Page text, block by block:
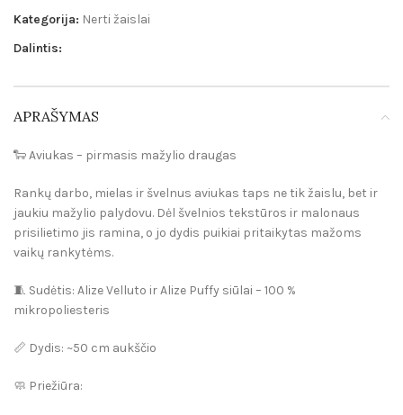
Kategorija: Nerti žaislai
Dalintis:
APRAŠYMAS
🐑Aviukas – pirmasis mažylio draugas
Rankų darbo, mielas ir švelnus aviukas taps ne tik žaislu, bet ir
jaukiu mažylio palydovu. Dėl švelnios tekstūros ir malonaus
prisilietimo jis ramina, o jo dydis puikiai pritaikytas mažoms
vaikų rankytėms.
🧵 Sudėtis: Alize Velluto irAlize Puffy siūlai – 100 %
mikropoliesteris
📏 Dydis: ~50 cm aukščio
🧼 Priežiūra: